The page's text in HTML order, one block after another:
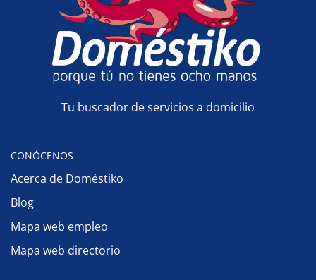
Tu buscador de servicios a domicilio
CONÓCENOS
Acerca de Doméstiko
Blog
Mapa web empleo
Mapa web directorio